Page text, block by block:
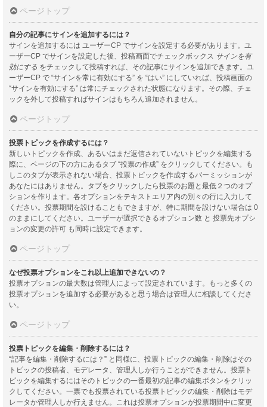
ページトップ
自分の記事にサインを追加するには？
サインを追加するには ユーザーCP でサインを設定する必要があります。ユ
ーザーCP でサインを設定した後、投稿画面でチェックボックス サインを有
効にする をチェックして投稿すれば、その記事にサインを追加できます。ユ
ーザーCP で “サインを常に有効にする” を “はい” にしていれば、投稿画面の
“サインを有効にする” は常にチェックされた状態になります。その際、チェ
ックを外して投稿すればサインはもちろん追加されません。
ページトップ
投票トピックを作成するには？
新しいトピックを作成、あるいはまだ返信されていないトピックを編集する
際に、ページの下の方にあるタブ “投票の作成” をクリックしてください。も
しこのタブが表示されない場合、投票トピックを作成するパーミッションが
あなたにはありません。タブをクリックしたら投票のお題と最低２つのオプ
ションを作ります。各オプションをテキストエリア内の別々の行に入力して
ください。投票期間を設けることもできますが、特に期間を設けない場合は 0
のままにしてください。ユーザーが選択できるオプション数 と 投票先オプシ
ョンの変更の許可 も同時に設定できます。
ページトップ
なぜ投票オプションをこれ以上追加できないの？
投票オプションの最大数は管理人によって設定されています。もっと多くの
投票オプションを追加する必要があると思う場合は管理人に相談してくださ
い。
ページトップ
投票トピックを編集・削除するには？
“記事を編集・削除するには？” と同様に、投票トピックの編集・削除はその
トピックの投稿者、モデレータ、管理人しか行うことができません。投票ト
ピックを編集するにはそのトピックの一番最初の記事の編集ボタンをクリッ
クしてください。一票でも投票されている投票トピックの編集・削除はモデ
レータか管理人しか行えません。これは投票オプションが投票期間中に変更